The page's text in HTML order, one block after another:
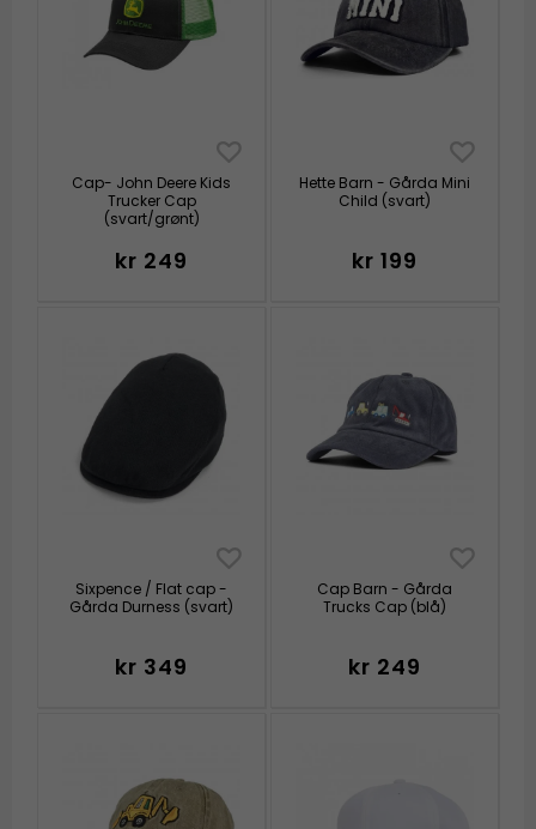
Cap- John Deere Kids
Trucker Cap
(svart/grønt)
kr 249
Hette Barn - Gårda Mini
Child (svart)
kr 199
Sixpence / Flat cap -
Gårda Durness (svart)
kr 349
Cap Barn - Gårda
Trucks Cap (blå)
kr 249